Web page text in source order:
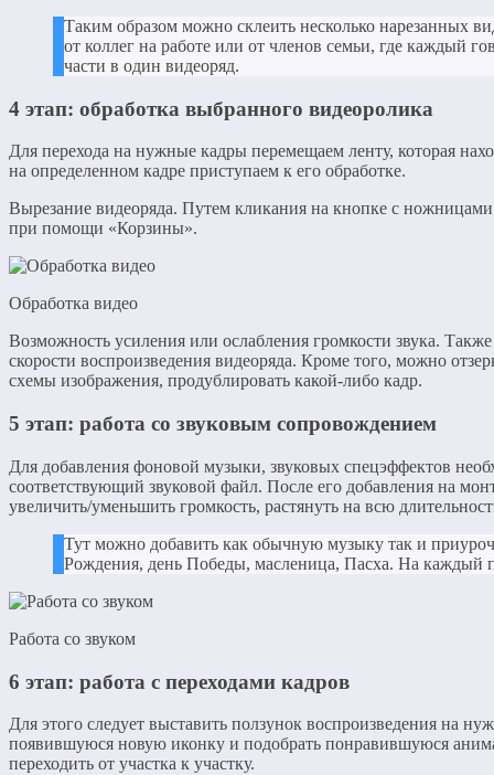
Таким образом можно склеить несколько нарезанных
от коллег на работе или от членов семьи, где каждый
части в один видеоряд.
4 этап: обработка выбранного видеоролика
Для перехода на нужные кадры перемещаем ленту, которая
на определенном кадре приступаем к его обработке.
Вырезание видеоряда. Путем кликания на кнопке с
при помощи «Корзины».
Обработка видео
Возможность усиления или ослабления громкости звука.
скорости воспроизведения видеоряда. Кроме того, можно
схемы изображения, продублировать какой-либо кадр.
5 этап: работа со звуковым сопровождением
Для добавления фоновой музыки, звуковых спецэффектов
соответствующий звуковой файл. После его добавления на
увеличить/уменьшить громкость, растянуть на всю
Тут можно добавить как обычную музыку так и
Рождения, день Победы, масленица, Пасха. На каждый
Работа со звуком
6 этап: работа с переходами кадров
Для этого следует выставить ползунок воспроизведения на
появившуюся новую иконку и подобрать понравившуюся
переходить от участка к участку.